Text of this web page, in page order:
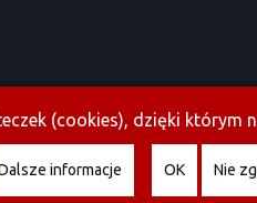
Copyright © 2026 Opoczno.info. All
(cookies), dzięki którym
informacje OK Nie